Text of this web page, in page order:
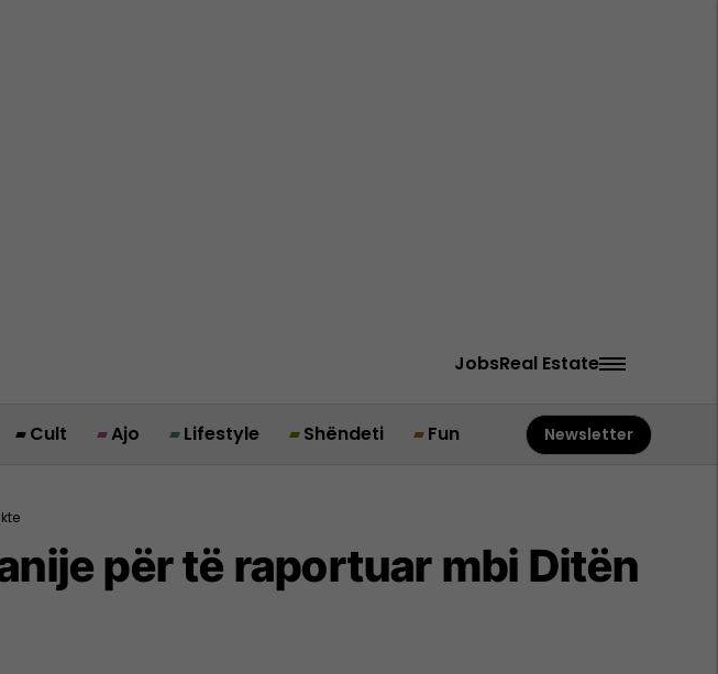
JobsReal Estate
Cult Ajo Lifestyle Shëndeti Fun Newsletter
për të raportuar mbi Ditën